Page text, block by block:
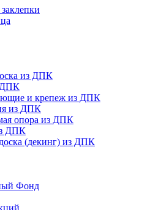
из ДПК
ДПК
и крепеж из ДПК
из ДПК
опора из ДПК
ДПК
(декинг) из ДПК
Фонд